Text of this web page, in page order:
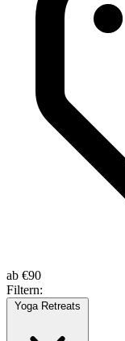
ab €90
Filtern:
Yoga Retreats